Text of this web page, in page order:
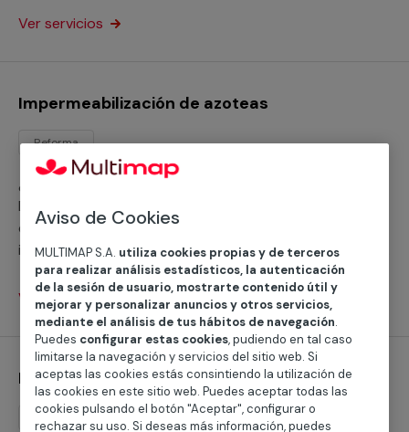
Ver servicios
Impermeabilización de azoteas
Reforma
¿Necesitas ayuda para impermeabilizar tu azotea?
Disponemos de servicios profesionales cualificados
que realizan con garantías cualquier servicio de
impermeabilización con independencia de la superficie
o su estado, tanto se trata de tu hogar, negocio o
comunidad de vecinos.
Ver servicios
Impermeabilización de paredes
Reforma
Aviso de Cookies
MULTIMAP S.A. utiliza cookies propias y de terceros
para realizar análisis estadísticos, la autenticación
de la sesión de usuario, mostrarte contenido útil y
mejorar y personalizar anuncios y otros servicios,
mediante el análisis de tus hábitos de navegación.
Puedes configurar estas cookies, pudiendo en tal caso
limitarse la navegación y servicios del sitio web. Si
aceptas las cookies estás consintiendo la utilización de
las cookies en este sitio web. Puedes aceptar todas las
cookies pulsando el botón "Aceptar", configurar o
rechazar su uso. Si deseas más información, puedes